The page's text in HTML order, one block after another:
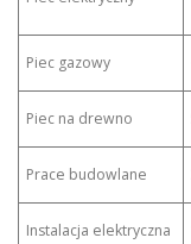
Piec gazowy
Piec na drewno
Prace budowlane
Instalacja elektryczna